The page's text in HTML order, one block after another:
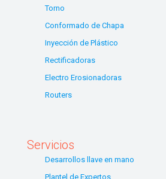
Torno
Conformado de Chapa
Inyección de Plástico
Rectificadoras
Electro Erosionadoras
Routers
Servicios
Desarrollos llave en mano
Plantel de Expertos